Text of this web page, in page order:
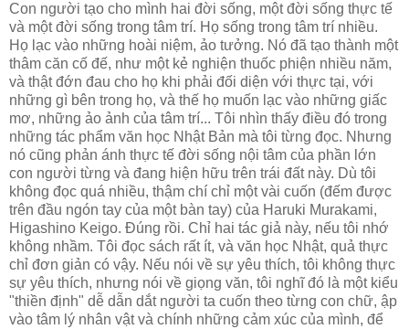
Con người tạo cho mình hai đời sống, một đời sống thực tế
và một đời sống trong tâm trí. Họ sống trong tâm trí nhiều.
Họ lạc vào những hoài niệm, ảo tưởng. Nó đã tạo thành một
thâm căn cố đế, như một kẻ nghiện thuốc phiện nhiều năm,
và thật đớn đau cho họ khi phải đối diện với thực tại, với
những gì bên trong họ, và thế họ muốn lạc vào những giấc
mơ, những ảo ảnh của tâm trí... Tôi nhìn thấy điều đó trong
những tác phẩm văn học Nhật Bản mà tôi từng đọc. Nhưng
nó cũng phản ánh thực tế đời sống nội tâm của phần lớn
con người từng và đang hiện hữu trên trái đất này. Dù tôi
không đọc quá nhiều, thậm chí chỉ một vài cuốn (đếm được
trên đầu ngón tay của một bàn tay) của Haruki Murakami,
Higashino Keigo. Đúng rồi. Chỉ hai tác giả này, nếu tôi nhớ
không nhầm. Tôi đọc sách rất ít, và văn học Nhật, quả thực
chỉ đơn giản có vậy. Nếu nói về sự yêu thích, tôi không thực
sự yêu thích, nhưng nói về giọng văn, tôi nghĩ đó là một kiểu
"thiền định" dễ dẫn dắt người ta cuốn theo từng con chữ, ập
vào tâm lý nhân vật và chính những cảm xúc của mình, để